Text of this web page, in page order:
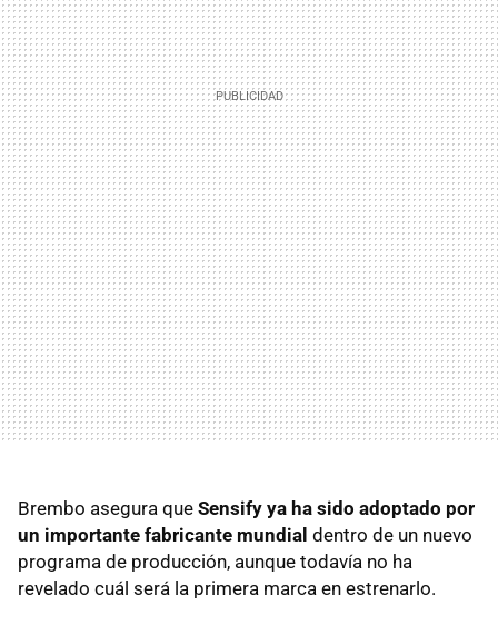
Brembo asegura que Sensify ya ha sido adoptado por
un importante fabricante mundial dentro de un nuevo
programa de producción, aunque todavía no ha
revelado cuál será la primera marca en estrenarlo.